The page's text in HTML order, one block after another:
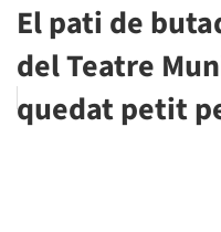
El pati de
del Teatre
quedat petit